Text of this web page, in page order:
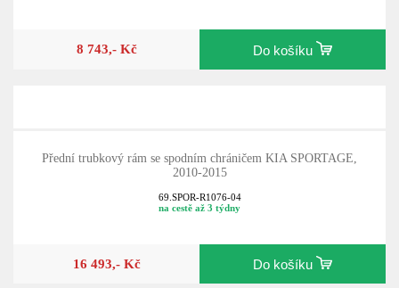
8 743,- Kč Do košíku
Přední trubkový rám se spodním chráničem KIA SPORTAGE,
2010-2015
69.SPOR-R1076-04
na cestě až 3 týdny
16 493,- Kč Do košíku